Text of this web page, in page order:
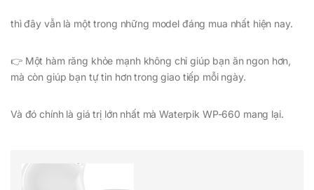
thì đây vẫn là một trong những model đáng mua nhất hiện nay.
👉 Một hàm răng khỏe mạnh không chỉ giúp bạn ăn ngon hơn,
mà còn giúp bạn tự tin hơn trong giao tiếp mỗi ngày.
Và đó chính là giá trị lớn nhất mà Waterpik WP-660 mang lại.